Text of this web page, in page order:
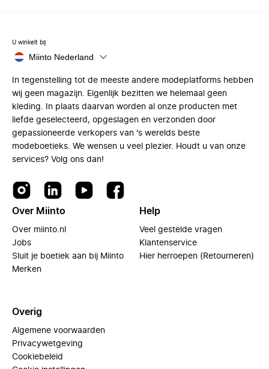
U winkelt bij
Miinto Nederland
In tegenstelling tot de meeste andere modeplatforms hebben
wij geen magazijn. Eigenlijk bezitten we helemaal geen
kleding. In plaats daarvan worden al onze producten met
liefde geselecteerd, opgeslagen en verzonden door
gepassioneerde verkopers van 's werelds beste
modeboetieks. We wensen u veel plezier. Houdt u van onze
services? Volg ons dan!
Over Miinto
Over miinto.nl
Jobs
Sluit je boetiek aan bij Miinto
Merken
Help
Veel gestelde vragen
Klantenservice
Hier herroepen (Retourneren)
Overig
Algemene voorwaarden
Privacywetgeving
Cookiebeleid